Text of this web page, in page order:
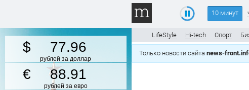
77.96
рублей за доллар
88.91
рублей за евро
10 минут
LifeStyle Hi-tech Спорт
Только новости сайта news-